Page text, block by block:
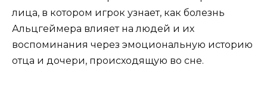
лица, в котором игрок узнает, как болезнь
Альцгеймера влияет на людей и их
воспоминания через эмоциональную историю
отца и дочери, происходящую во сне.